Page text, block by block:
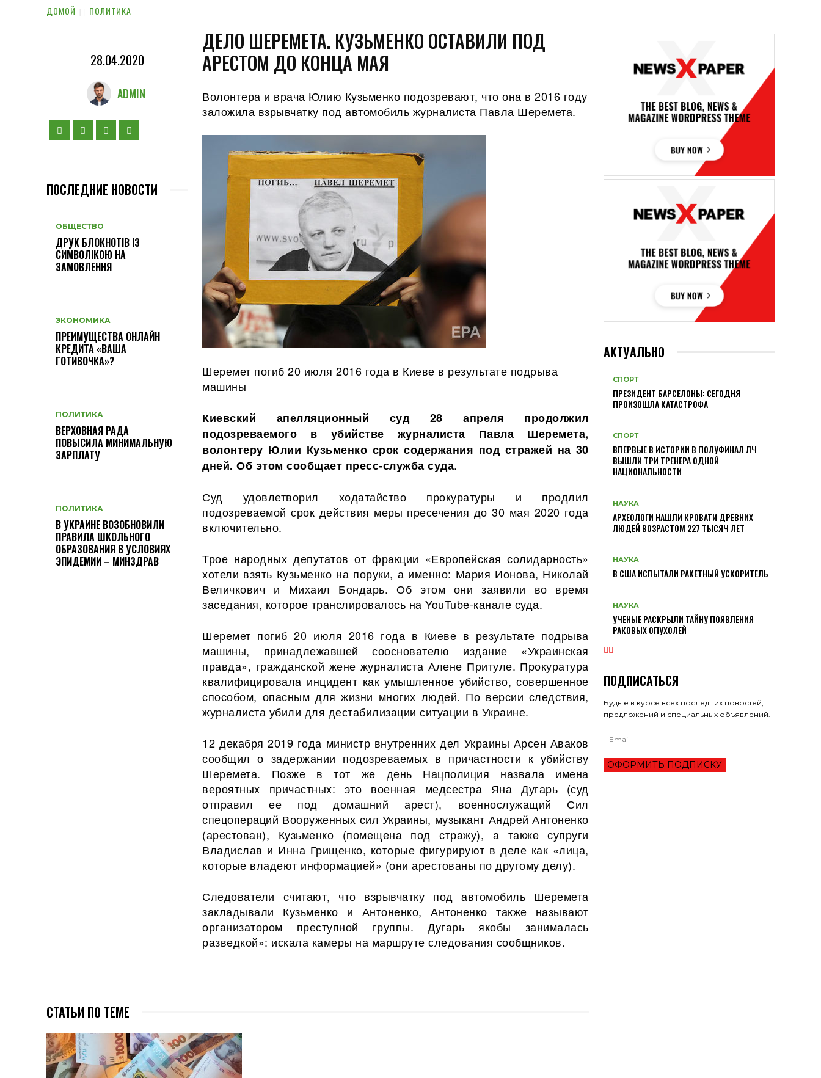
ДОМОЙ ПОЛИТИКА
28.04.2020
ADMIN
ПОСЛЕДНИЕ НОВОСТИ
ОБЩЕСТВО
ДРУК БЛОКНОТІВ ІЗ
СИМВОЛІКОЮ НА
ЗАМОВЛЕННЯ
ЭКОНОМИКА
ПРЕИМУЩЕСТВА ОНЛАЙН
КРЕДИТА «ВАША
ГОТИВОЧКА»?
ПОЛИТИКА
ВЕРХОВНАЯ РАДА
ПОВЫСИЛА МИНИМАЛЬНУЮ
ЗАРПЛАТУ
ПОЛИТИКА
В УКРАИНЕ ВОЗОБНОВИЛИ
ПРАВИЛА ШКОЛЬНОГО
ОБРАЗОВАНИЯ В УСЛОВИЯХ
ЭПИДЕМИИ – МИНЗДРАВ
ДЕЛО ШЕРЕМЕТА. КУЗЬМЕНКО ОСТАВИЛИ ПОД
АРЕСТОМ ДО КОНЦА МАЯ
Волонтера и врача Юлию Кузьменко подозревают, что она в 2016 году
заложила взрывчатку под автомобиль журналиста Павла Шеремета.
Шеремет погиб 20 июля 2016 года в Киеве в результате подрыва
машины
Киевский апелляционный суд 28 апреля продолжил
подозреваемого в убийстве журналиста Павла Шеремета,
волонтеру Юлии Кузьменко срок содержания под стражей на 30
дней. Об этом сообщает пресс-служба суда.
Суд удовлетворил ходатайство прокуратуры и продлил
подозреваемой срок действия меры пресечения до 30 мая 2020 года
включительно.
Трое народных депутатов от фракции «Европейская солидарность»
хотели взять Кузьменко на поруки, а именно: Мария Ионова, Николай
Величкович и Михаил Бондарь. Об этом они заявили во время
заседания, которое транслировалось на YouTube-канале суда.
Шеремет погиб 20 июля 2016 года в Киеве в результате подрыва
машины, принадлежавшей сооснователю издание «Украинская
правда», гражданской жене журналиста Алене Притуле. Прокуратура
квалифицировала инцидент как умышленное убийство, совершенное
способом, опасным для жизни многих людей. По версии следствия,
журналиста убили для дестабилизации ситуации в Украине.
12 декабря 2019 года министр внутренних дел Украины Арсен Аваков
сообщил о задержании подозреваемых в причастности к убийству
Шеремета. Позже в тот же день Нацполиция назвала имена
вероятных причастных: это военная медсестра Яна Дугарь (суд
отправил ее под домашний арест), военнослужащий Сил
спецопераций Вооруженных сил Украины, музыкант Андрей Антоненко
(арестован), Кузьменко (помещена под стражу), а также супруги
Владислав и Инна Грищенко, которые фигурируют в деле как «лица,
которые владеют информацией» (они арестованы по другому делу).
Следователи считают, что взрывчатку под автомобиль Шеремета
закладывали Кузьменко и Антоненко, Антоненко также называют
организатором преступной группы. Дугарь якобы занималась
разведкой»: искала камеры на маршруте следования сообщников.
СТАТЬИ ПО ТЕМЕ
АКТУАЛЬНО
СПОРТ
ПРЕЗИДЕНТ БАРСЕЛОНЫ: СЕГОДНЯ
ПРОИЗОШЛА КАТАСТРОФА
СПОРТ
ВПЕРВЫЕ В ИСТОРИИ В ПОЛУФИНАЛ ЛЧ
ВЫШЛИ ТРИ ТРЕНЕРА ОДНОЙ
НАЦИОНАЛЬНОСТИ
НАУКА
АРХЕОЛОГИ НАШЛИ КРОВАТИ ДРЕВНИХ
ЛЮДЕЙ ВОЗРАСТОМ 227 ТЫСЯЧ ЛЕТ
НАУКА
В США ИСПЫТАЛИ РАКЕТНЫЙ УСКОРИТЕЛЬ
НАУКА
УЧЕНЫЕ РАСКРЫЛИ ТАЙНУ ПОЯВЛЕНИЯ
РАКОВЫХ ОПУХОЛЕЙ
ПОДПИСАТЬСЯ
Будьте в курсе всех последних новостей,
предложений и специальных объявлений.
ОФОРМИТЬ ПОДПИСКУ